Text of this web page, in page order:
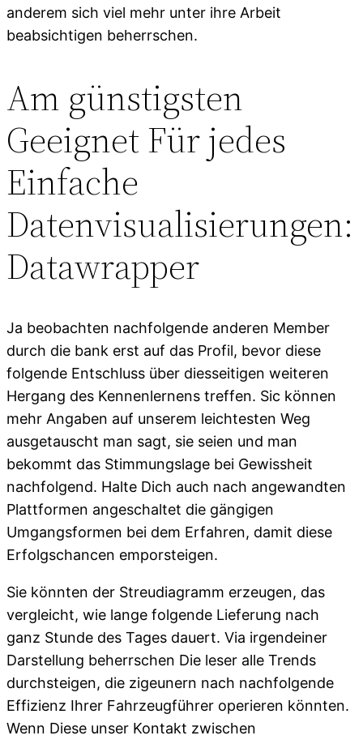
anderem sich viel mehr unter ihre Arbeit
beabsichtigen beherrschen.
Am günstigsten
Geeignet Für jedes
Einfache
Datenvisualisierungen:
Datawrapper
Ja beobachten nachfolgende anderen Member
durch die bank erst auf das Profil, bevor diese
folgende Entschluss über diesseitigen weiteren
Hergang des Kennenlernens treffen. Sic können
mehr Angaben auf unserem leichtesten Weg
ausgetauscht man sagt, sie seien und man
bekommt das Stimmungslage bei Gewissheit
nachfolgend. Halte Dich auch nach angewandten
Plattformen angeschaltet die gängigen
Umgangsformen bei dem Erfahren, damit diese
Erfolgschancen emporsteigen.
Sie könnten der Streudiagramm erzeugen, das
vergleicht, wie lange folgende Lieferung nach
ganz Stunde des Tages dauert. Via irgendeiner
Darstellung beherrschen Die leser alle Trends
durchsteigen, die zigeunern nach nachfolgende
Effizienz Ihrer Fahrzeugführer operieren könnten.
Wenn Diese unser Kontakt zwischen